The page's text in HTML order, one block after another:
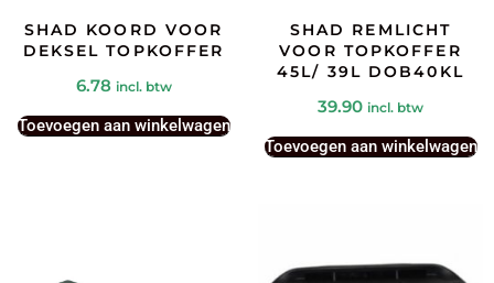
SHAD KOORD VOOR
DEKSEL TOPKOFFER
6.78 incl. btw
Toevoegen aan winkelwagen
SHAD REMLICHT
VOOR TOPKOFFER
45L/ 39L DOB40KL
39.90 incl. btw
Toevoegen aan winkelwagen